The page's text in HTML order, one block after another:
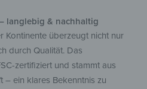
langlebig & nachhaltig
Kontinente überzeugt nicht nur
durch Qualität. Das
zertifiziert und stammt aus
– ein klares Bekenntnis zu